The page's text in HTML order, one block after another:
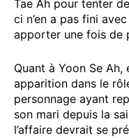
Tae Ah pour tenter
ci n’en a pas fini
apporter une fois de
Quant à Yoon Se
apparition dans le
personnage ayant
son mari depuis la
l’affaire devrait se